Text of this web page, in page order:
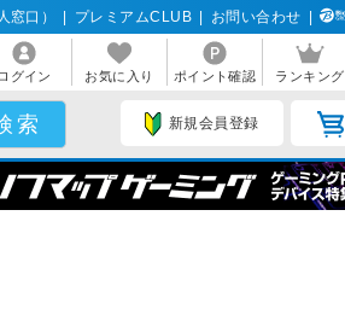
窓口） プレミアムCLUB お問い合わせ
グイン お気に入り ポイント確認 ランキング
新規会員登録